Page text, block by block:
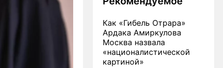
Как «Гибель Отрара»
Ардака Амиркулова
Москва назвала
«националистической
картиной»